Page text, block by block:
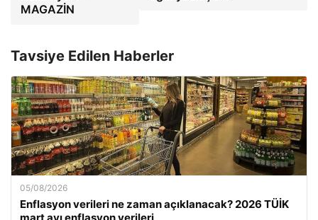
MAGAZİN
Tavsiye Edilen Haberler
05/08/2026
Enflasyon verileri ne zaman açıklanacak? 2026 TÜİK